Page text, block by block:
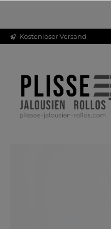
Kostenloser Versand